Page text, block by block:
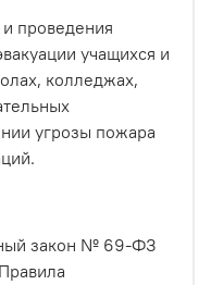
проведения
учащихся и
колледжах,
угрозы пожара
закон № 69-ФЗ